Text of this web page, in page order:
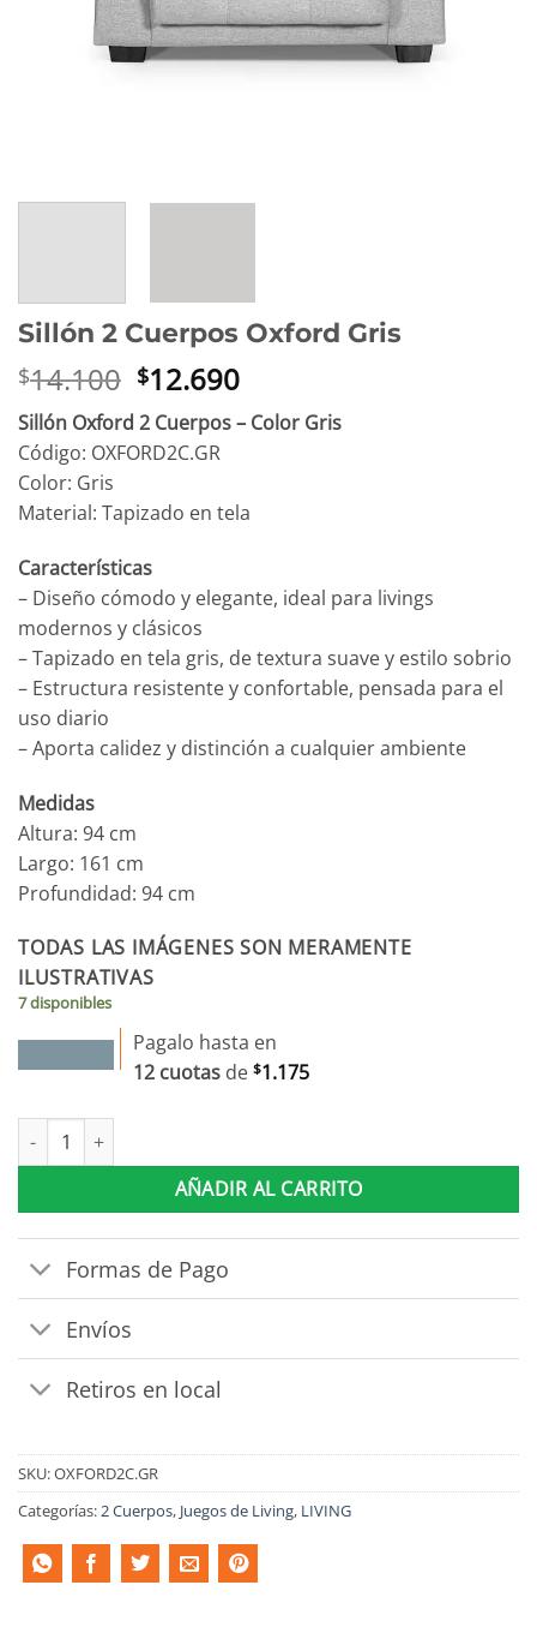
Sillón 2 Cuerpos Oxford Gris
$14.100 El
precio
original
era:
$12.690El
precio
actual
Sillón Oxford 2 Cuerpos – Color Gris
Código: OXFORD2C.GR
Color: Gris
Material: Tapizado en tela
Características
– Diseño cómodo y elegante, ideal para livings
modernos y clásicos
– Tapizado en tela gris, de textura suave y estilo sobrio
– Estructura resistente y confortable, pensada para el
uso diario
– Aporta calidez y distinción a cualquier ambiente
Medidas
Altura: 94 cm
Largo: 161 cm
Profundidad: 94 cm
TODAS LAS IMÁGENES SON MERAMENTE
ILUSTRATIVAS
7 disponibles
Pagalo hasta en
12 cuotas de $1.175
Sillón 2 Cuerpos Oxford Gris cantidad
AÑADIR AL CARRITO
Formas de Pago
Envíos
Retiros en local
SKU:OXFORD2C.GR
Categorías:2 Cuerpos, Juegos de Living, LIVING